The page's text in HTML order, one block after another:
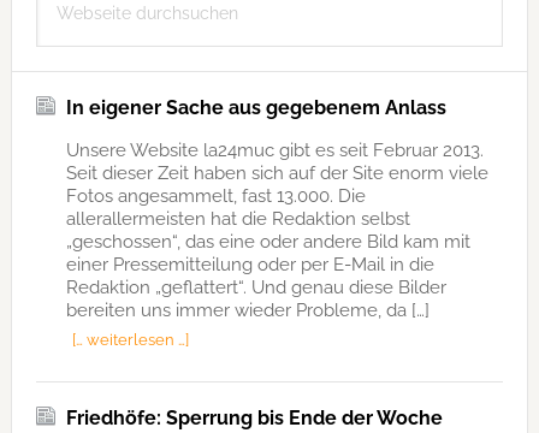
durchsuchen
In eigener Sache aus gegebenem Anlass
Unsere Website la24muc gibt es seit Februar 2013.
Seit dieser Zeit haben sich auf der Site enorm viele
Fotos angesammelt, fast 13.000. Die
allerallermeisten hat die Redaktion selbst
„geschossen“, das eine oder andere Bild kam mit
einer Pressemitteilung oder per E-Mail in die
Redaktion „geflattert“. Und genau diese Bilder
bereiten uns immer wieder Probleme, da […]
[… weiterlesen …]
Friedhöfe: Sperrung bis Ende der Woche